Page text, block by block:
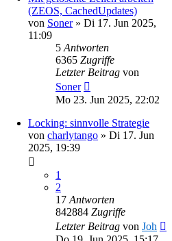
(ZEOS, CachedUpdates)
von Soner» Di 17. Jun 2025,
11:09
5 Antworten
6365 Zugriffe
Letzter Beitrag von
Soner
Mo 23. Jun 2025, 22:02
Locking: sinnvolle Strategie
von charlytango » Di 17. Jun
2025, 19:39
1
2
17 Antworten
842884 Zugriffe
Letzter Beitrag von Joh